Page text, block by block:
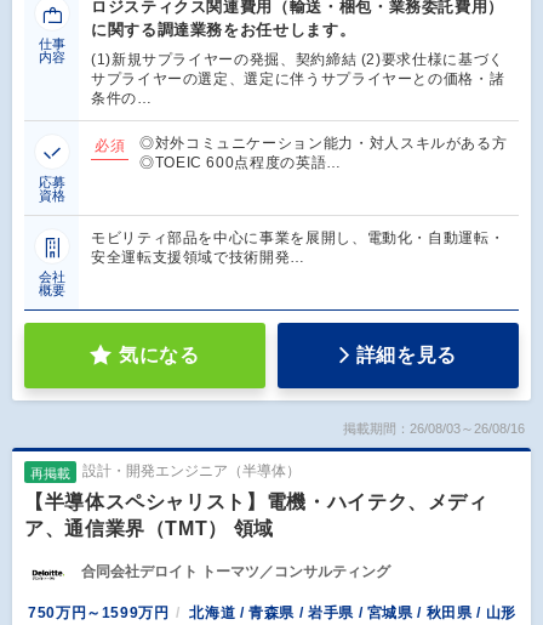
仕事
内容
ロジスティクス関連費用（輸送・梱包・業務委託費用）
に関する調達業務をお任せします。
(1)新規サプライヤーの発掘、契約締結 (2)要求仕様に基づく
サプライヤーの選定、選定に伴うサプライヤーとの価格・諸
条件の…
応募
資格
必須
◎対外コミュニケーション能力・対人スキルがある方
◎TOEIC 600点程度の英語…
会社
概要
モビリティ部品を中心に事業を展開し、電動化・自動運転・
安全運転支援領域で技術開発…
気になる 詳細を見る
掲載期間：26/08/03～26/08/16
再掲載 設計・開発エンジニア（半導体）
【半導体スペシャリスト】電機・ハイテク、メディ
ア、通信業界（TMT） 領域
合同会社デロイト トーマツ／コンサルティング
750万円～1599万円
北海道 / 青森県 / 岩手県 / 宮城県 / 秋田県 / 山形